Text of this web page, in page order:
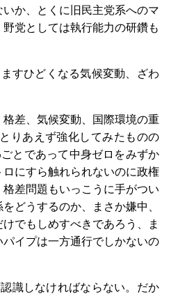
か、とくに旧民主党系へのマ
党としては執行能力の研鑽も
すひどくなる気候変動、ざわ
差、気候変動、国際環境の重
りあえず強化してみたものの
とであって中身ゼロをみずか
にすら触れられないのに政権
差問題もいっこうに手がつい
どうするのか、まさか嫌中、
でもしめすべきであろう、ま
イプは一方通行でしかないの
識しなければならない。だか